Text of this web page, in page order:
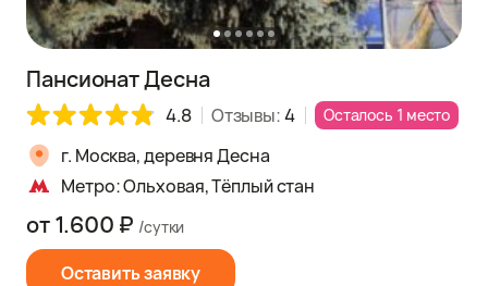
Пансионат Десна
4.8 Отзывы:4 Осталось 1 место
г. Москва, деревня Десна
Метро: Ольховая, Тёплый стан
Оставить заявку
от 1.600 ₽ /сутки